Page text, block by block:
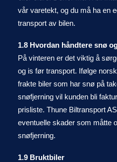
vår varetekt, og du må ha en
transport av bilen.
1.8 Hvordan håndtere snø
På vinteren er det viktig å
og is før transport. Ifølge
frakte biler som har snø på
snøfjerning vil kunden bli
prisliste. Thune Biltransport
eventuelle skader som måtte
snøfjerning.
1.9 Bruktbiler